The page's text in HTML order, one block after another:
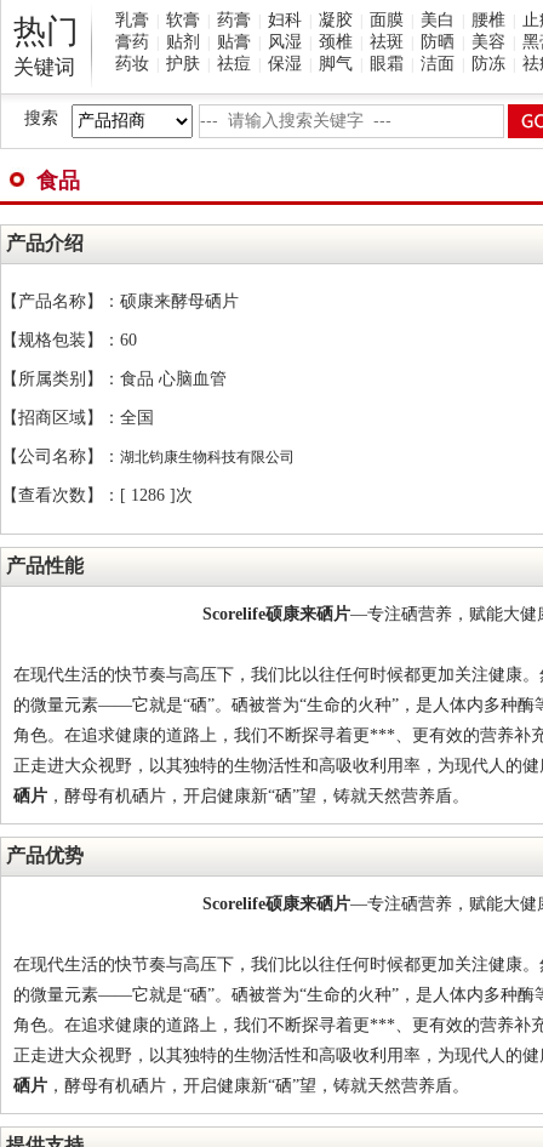
热门
关键词
乳膏 软膏 药膏 妇科 凝胶 面膜 美白 腰椎
止
膏药
贴剂 贴膏 风湿 颈椎 祛斑 防晒 美容
黑
药妆
护肤 祛痘 保湿 脚气 眼霜 洁面 防冻 祛
搜索
食品
产品介绍
【产品名称】：硕康来酵母硒片
【规格包装】：60
【所属类别】：食品 心脑血管
【招商区域】：全国
【公司名称】： 湖北钧康生物科技有限公司
【查看次数】：[ 1286 ]次
产品性能
Scorelife硕康来硒片—专注硒营养，赋能大健
在现代生活的快节奏与高压下，我们比以往任何时候都更加关注健康
的微量元素——它就是“硒”。硒被誉为“生命的火种”，是人体内多种酶
角色。在追求健康的道路上，我们不断探寻着更***、更有效的营养补
正走进大众视野，以其独特的生物活性和高吸收利用率，为现代人的
硒片 ，酵母有机硒片， 开启健康新“硒”望，铸就天然营养盾。
产品优势
Scorelife硕康来硒片—专注硒营养，赋能大健
在现代生活的快节奏与高压下，我们比以往任何时候都更加关注健康
的微量元素——它就是“硒”。硒被誉为“生命的火种”，是人体内多种酶
角色。在追求健康的道路上，我们不断探寻着更***、更有效的营养补
正走进大众视野，以其独特的生物活性和高吸收利用率，为现代人的
硒片 ，酵母有机硒片， 开启健康新“硒”望，铸就天然营养盾。